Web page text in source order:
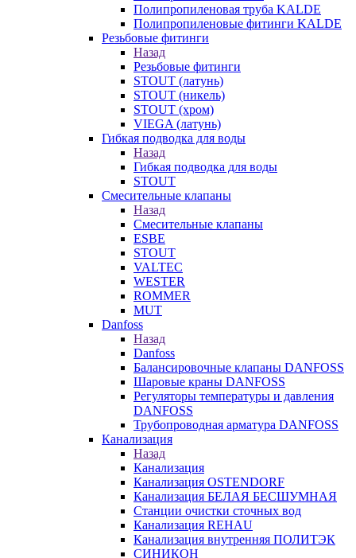
Полипропиленовая труба KALDE
Полипропиленовые фитинги KALDE
Резьбовые фитинги
Назад
Резьбовые фитинги
STOUT (латунь)
STOUT (никель)
STOUT (хром)
VIEGA (латунь)
Гибкая подводка для воды
Назад
Гибкая подводка для воды
STOUT
Смесительные клапаны
Назад
Смесительные клапаны
ESBE
STOUT
VALTEC
WESTER
ROMMER
MUT
Danfoss
Назад
Danfoss
Балансировочные клапаны DANFOSS
Шаровые краны DANFOSS
Регуляторы температуры и давления
DANFOSS
Трубопроводная арматура DANFOSS
Канализация
Назад
Канализация
Канализация OSTENDORF
Канализация БЕЛАЯ БЕСШУМНАЯ
Станции очистки сточных вод
Канализация REHAU
Канализация внутренняя ПОЛИТЭК
СИНИКОН